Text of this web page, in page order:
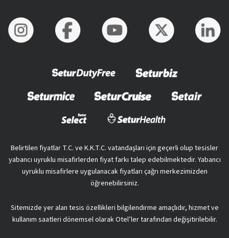
Belirtilen fiyatlar T.C. ve K.K.T.C. vatandaşları için geçerli olup tesisler
yabancı uyruklu misafirlerden fiyat farkı talep edebilmektedir. Yabancı
uyruklu misafirlere uygulanacak fiyatları çağrı merkezimizden
öğrenebilirsiniz.
Sitemizde yer alan tesis özellikleri bilgilendirme amaçlıdır, hizmet ve
kullanım saatleri dönemsel olarak Otel’ler tarafından değişitirilebilir.